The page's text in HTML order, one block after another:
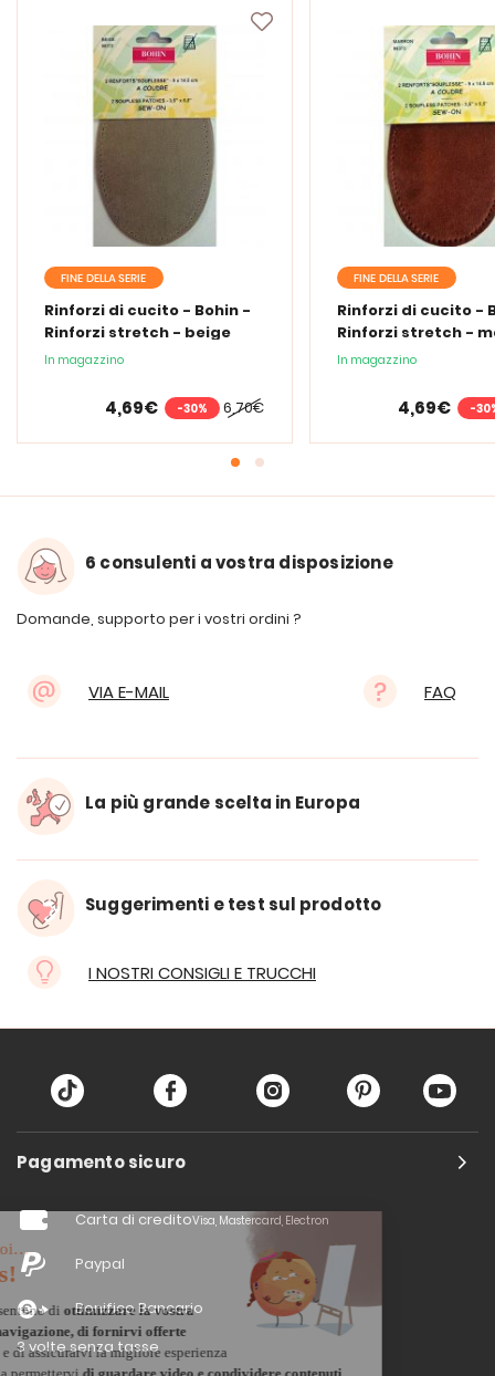
FINE DELLA SERIE
Rinforzi di cucito - Bohin -
Rinforzi stretch - beige
In magazzino
6,70€
4,69€ -30%
FINE DELLA SERIE
Rinforzi di cucito -
Rinforzi stretch -
In magazzino
4,69€ -
6 consulenti a vostra disposizione
Domande, supporto per i vostri ordini ?
VIA E-MAIL FAQ
La più grande scelta in Europa
Suggerimenti e test sul prodotto
I NOSTRI CONSIGLI E TRUCCHI
Pagamento sicuro
Carta di creditoVisa, Mastercard, Electron
Paypal
Bonifico Bancario
3 volte senza tasse